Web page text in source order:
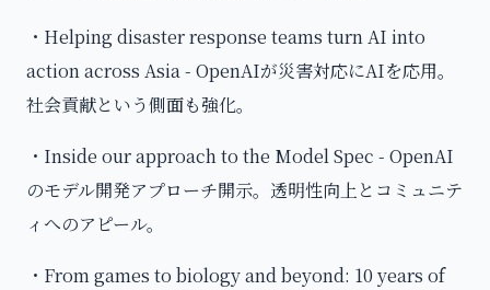
・Helping disaster response teams turn AI into
action across Asia - OpenAIが災害対応にAIを応用。
社会貢献という側面も強化。
・Inside our approach to the Model Spec - OpenAI
のモデル開発アプローチ開示。透明性向上とコミュニテ
ィへのアピール。
・From games to biology and beyond: 10 years of